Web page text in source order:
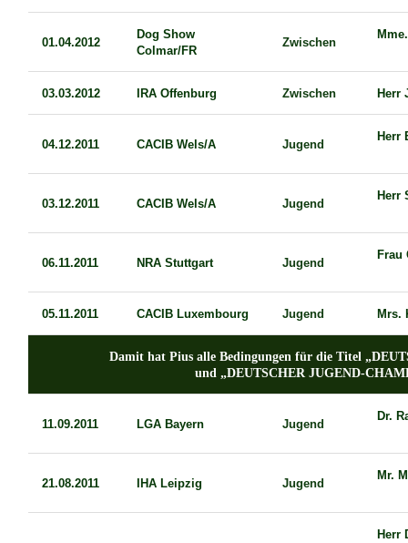
01.04.2012
Dog Show
Colmar/FR
Zwischen
03.03.2012 IRA Offenburg Zwischen Herr
04.12.2011 CACIB Wels/A Jugend
Herr
03.12.2011 CACIB Wels/A Jugend
Herr
06.11.2011 NRA Stuttgart Jugend
Frau
05.11.2011 CACIB Luxembourg Jugend Mrs.
Damit hat Pius alle Bedingungen für die Titel
und „DEUTSCHER JUGEND-
11.09.2011 LGA Bayern Jugend
Dr.
21.08.2011 IHA Leipzig Jugend
Mr.
Herr